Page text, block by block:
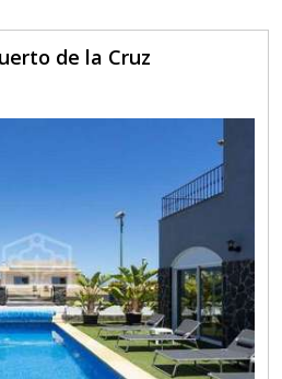
de la Cruz